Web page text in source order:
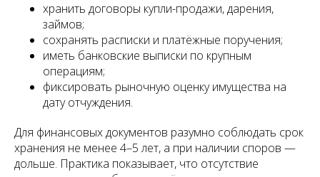
хранить договоры купли-продажи, дарения,
займов;
сохранять расписки и платёжные поручения;
иметь банковские выписки по крупным
операциям;
фиксировать рыночную оценку имущества на
дату отчуждения.
Для финансовых документов разумно соблюдать срок
хранения не менее 4–5 лет, а при наличии споров —
дольше. Практика показывает, что отсутствие